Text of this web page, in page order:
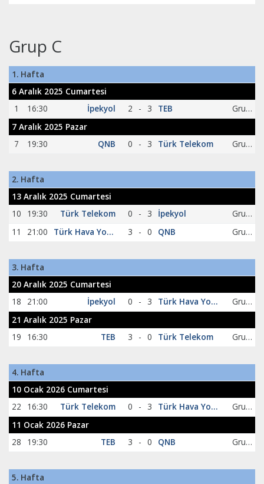
Grup C
1. Hafta
6 Aralık 2025 Cumartesi
1
16:30 İpekyol 2 - 3 TEB
Grup C
7 Aralık 2025 Pazar
7
19:30 QNB 0 - 3 Türk Telekom Grup C
2. Hafta
13 Aralık 2025 Cumartesi
10
19:30 Türk Telekom 0 - 3 İpekyol
Grup C
11
21:00 Türk Hava Yolları 3 - 0 QNB Grup C
3. Hafta
20 Aralık 2025 Cumartesi
18
21:00 İpekyol 0 - 3 Türk Hava Yolları
Grup C
21 Aralık 2025 Pazar
19
16:30 TEB 3 - 0 Türk Telekom Grup C
4. Hafta
10 Ocak 2026 Cumartesi
22
16:30 Türk Telekom 0 - 3 Türk Hava Yolları
Grup C
11 Ocak 2026 Pazar
28
19:30 TEB 3 - 0 QNB Grup C
5. Hafta